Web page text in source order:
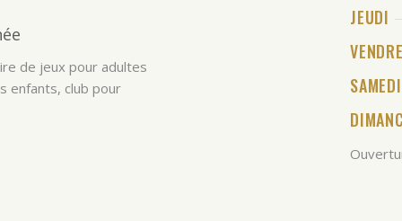
de jeux pour adultes
enfants, club pour
JEUDI
SAMEDI